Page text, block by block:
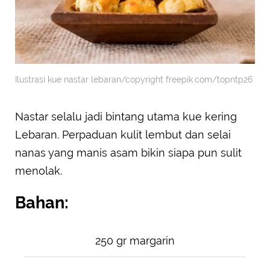
Ilustrasi kue nastar lebaran/copyright freepik.com/topntp26
Nastar selalu jadi bintang utama kue kering
Lebaran. Perpaduan kulit lembut dan selai
nanas yang manis asam bikin siapa pun sulit
menolak.
Bahan:
250 gr margarin